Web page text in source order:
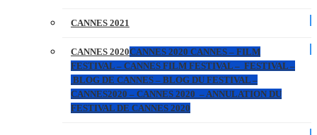
CANNES 2021
CANNES 2020CANNES 2020 CANNES – FILM
FESTIVAL – CANNES FILM FESTIVAL – FESTIVAL –
BLOG DE CANNES – BLOG DU FESTIVAL –
CANNES2020 – CANNES 2020 – ANNULATION DU
FESTIVAL DE CANNES 2020